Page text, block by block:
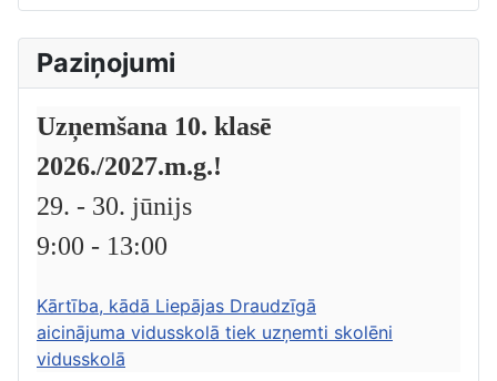
Paziņojumi
Uzņemšana 10. klasē
2026./2027.m.g.!
29. - 30. jūnijs
9:00 - 13:00
Kārtība, kādā Liepājas Draudzīgā
aicinājuma vidusskolā tiek uzņemti skolēni
vidusskolā